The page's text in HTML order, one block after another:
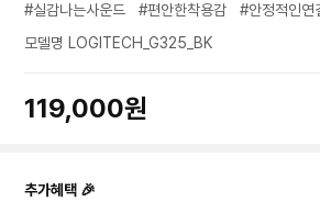
#실감나는사운드 #편안한착용감 #안정적인연
모델명 LOGITECH_G325_BK
119,000원
추가혜택 🎉